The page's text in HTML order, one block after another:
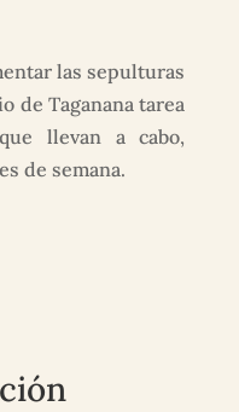
las sepulturas
de Taganana tarea
llevan a cabo,
de semana.